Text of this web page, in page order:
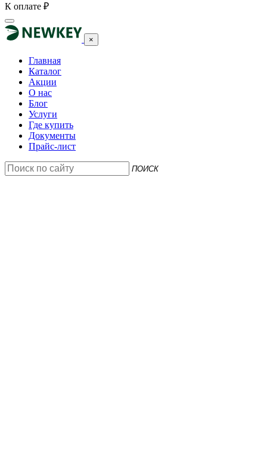
К оплате ₽
×
Главная
Каталог
Акции
О нас
Блог
Услуги
Где купить
Документы
Прайс-лист
ПОИСК